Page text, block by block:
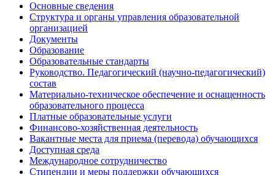
Основные сведения
Структура и органы управления образовательной
организацией
Документы
Образование
Образовательные стандарты
Руководство. Педагогический (научно-педагогический)
состав
Материально-техническое обеспечение и оснащенность
образовательного процесса
Платные образовательные услуги
Финансово-хозяйственная деятельность
Вакантные места для приема (перевода) обучающихся
Доступная среда
Международное сотрудничество
Стипендии и меры поддержки обучающихся